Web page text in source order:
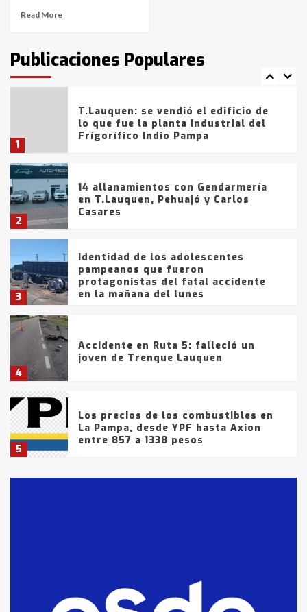
Read More
Publicaciones Populares
fueron detenidos por
comercialización de drogas en la
tarde del sábado
1
T.Lauquen: se vendió el edificio de
lo que fue la planta Industrial del
Frígorífico Indio Pampa
2
14 allanamientos con Gendarmería
en T.Lauquen, Pehuajó y Carlos
Casares
3
Identidad de los adolescentes
pampeanos que fueron
protagonistas del fatal accidente
en la mañana del lunes
4
Accidente en Ruta 5: falleció un
joven de Trenque Lauquen
5
Los precios de los combustibles en
La Pampa, desde YPF hasta Axion
entre 857 a 1338 pesos
fueron detenidos por
comercialización de drogas en la
tarde del sábado